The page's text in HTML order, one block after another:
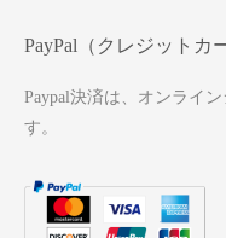
PayPal（クレジットカ
Paypal決済は、オンライ
す。